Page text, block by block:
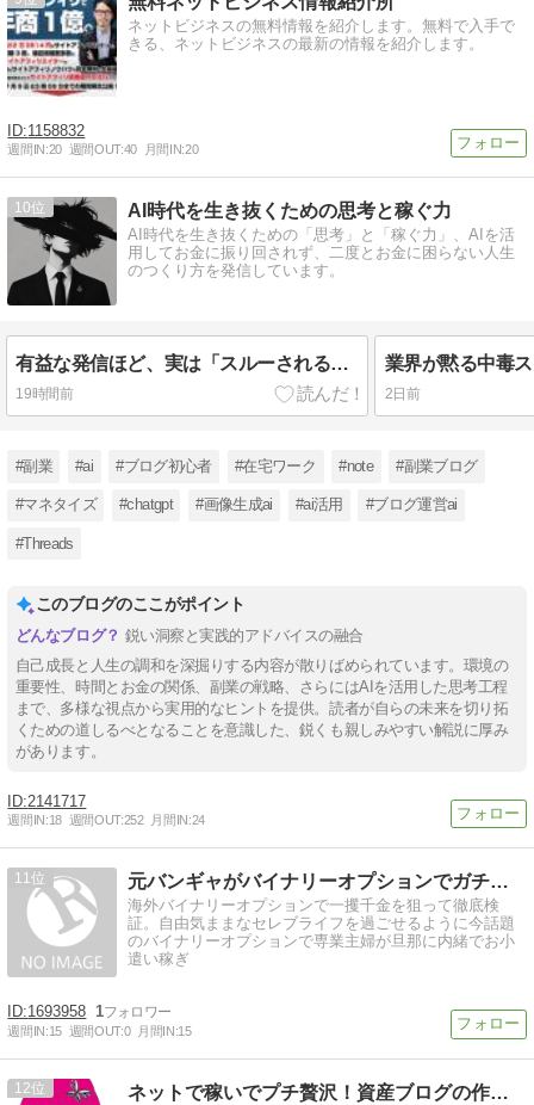
ネットビジネスの無料情報を紹介します。無料で入手で
きる、ネットビジネスの最新の情報を紹介します。
1158832
週間IN:20 週間OUT:40 月間IN:20
10 AI時代を生き抜くための思考と稼ぐ力
AI時代を生き抜くための「思考」と「稼ぐ力」、AIを活
用してお金に振り回されず、二度とお金に困らない人生
のつくり方を発信しています。
有益な発信ほど、実は「スルーされる。」今すぐ捨てるべき常識。
19時間前 2日前
#副業 #ai #ブログ初心者 #在宅ワーク #note #副業ブログ
#マネタイズ #chatgpt #画像生成ai #ai活用 #ブログ運営ai
#Threads
このブログのここがポイント
鋭い洞察と実践的アドバイスの融合
自己成長と人生の調和を深掘りする内容が散りばめられています。環境の
重要性、時間とお金の関係、副業の戦略、さらにはAIを活用した思考工程
まで、多様な視点から実用的なヒントを提供。読者が自らの未来を切り拓
くための道しるべとなることを意識した、鋭くも親しみやすい解説に厚み
があります。
2141717
週間IN:18 週間OUT:252 月間IN:24
11 元バンギャがバイナリーオプションでガチ検証!!
海外バイナリーオプションで一攫千金を狙って徹底検
証。自由気ままなセレブライフを過ごせるように今話題
のバイナリーオプションで専業主婦が旦那に内緒でお小
遣い稼ぎ
1693958 1
週間IN:15 週間OUT:0 月間IN:15
12 ネットで稼いでプチ贅沢！資産ブログの作成／シゲキタイムズ